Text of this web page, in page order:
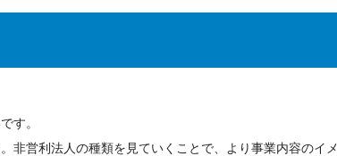
す。
非営利法人の種類を見ていくことで、より事業内容のイ